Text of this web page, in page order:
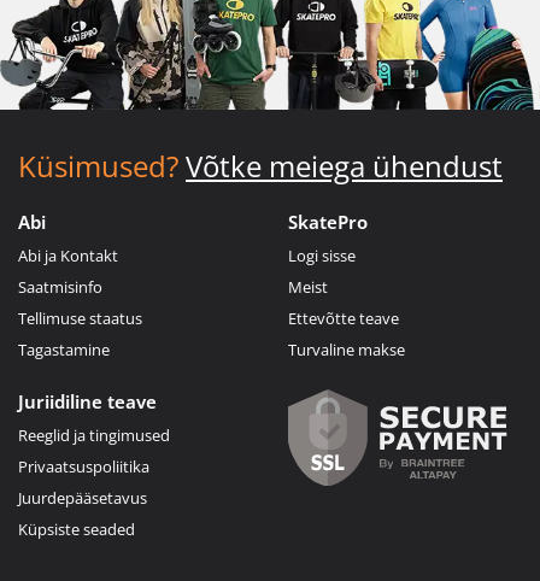
Küsimused?Võtke meiega ühendust
Abi
Abi ja Kontakt
Saatmisinfo
Tellimuse staatus
Tagastamine
SkatePro
Logi sisse
Meist
Ettevõtte teave
Turvaline makse
Juriidiline teave
Reeglid ja tingimused
Privaatsuspoliitika
Juurdepääsetavus
Küpsiste seaded